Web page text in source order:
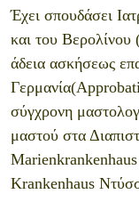
Έχει σπουδάσει
και του
άδεια ασκήσεως
σύγχρονη
μαστού στα
Krankenhaus